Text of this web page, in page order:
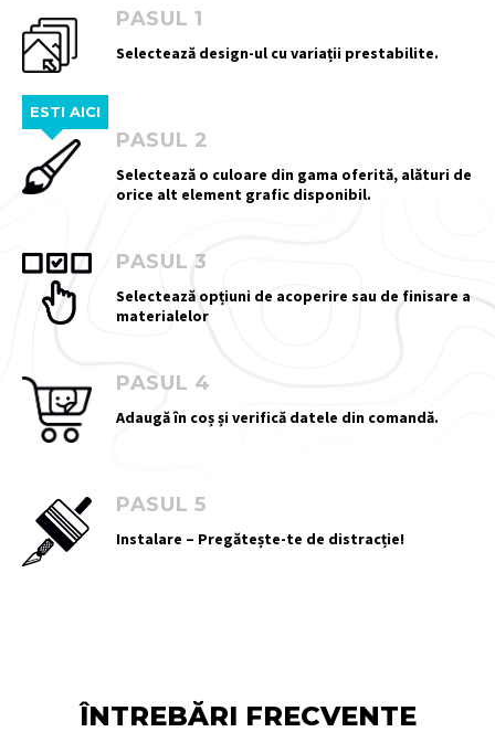
PASUL 1
Selectează design-ul cu variații prestabilite.
ESTI AICI
PASUL 2
Selectează o culoare din gama oferită, alături de
orice alt element grafic disponibil.
PASUL 3
Selectează opțiuni de acoperire sau de finisare a
materialelor
PASUL 4
Adaugă în coș și verifică datele din comandă.
PASUL 5
Instalare – Pregătește-te de distracție!
ÎNTREBĂRI FRECVENTE